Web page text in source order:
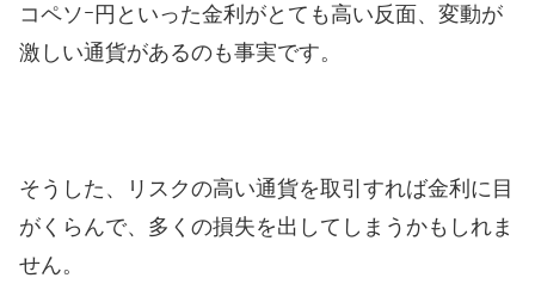
コペソｰ円といった金利がとても高い反面、変動が
激しい通貨があるのも事実です。
そうした、リスクの高い通貨を取引すれば金利に目
がくらんで、多くの損失を出してしまうかもしれま
せん。